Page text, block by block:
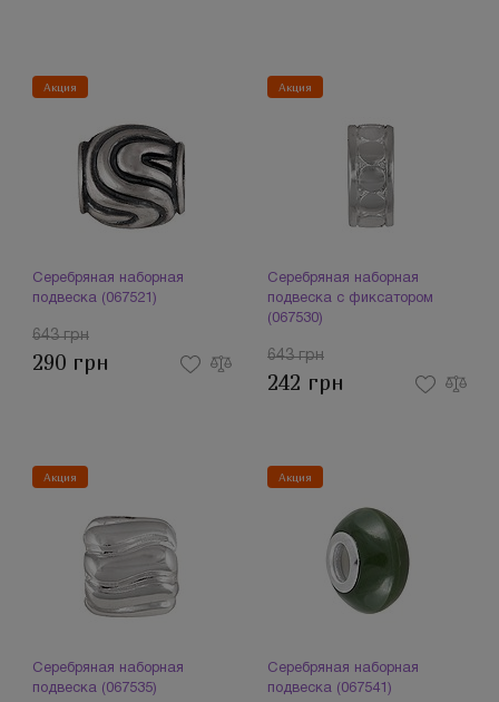
Акция
Серебряная наборная
подвеска (067521)
643 грн
290 грн
Акция
Серебряная наборная
подвеска с фиксатором
(067530)
643 грн
242 грн
Акция
Серебряная наборная
подвеска (067535)
Акция
Серебряная наборная
подвеска (067541)